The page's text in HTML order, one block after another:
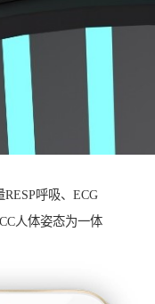
呼吸、ECG
人体姿态为一体